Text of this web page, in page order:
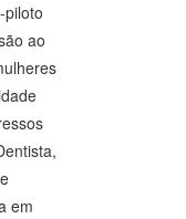
piloto
ao
em